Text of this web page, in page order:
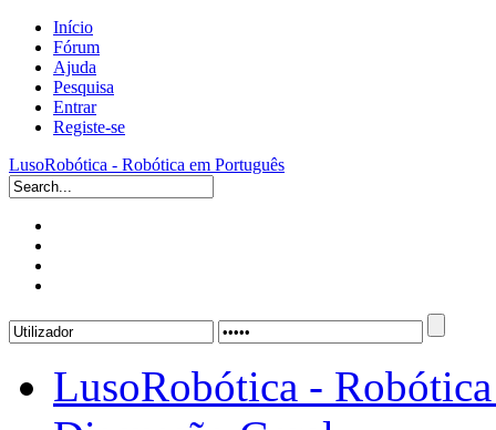
Início
Fórum
Ajuda
Pesquisa
Entrar
Registe-se
LusoRobótica - Robótica em Português
LusoRobótica -